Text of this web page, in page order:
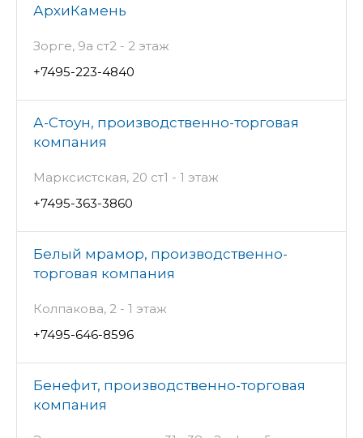
АрхиКамень
Зорге, 9а ст2 - 2 этаж
+7495-223-4840
А-Стоун, производственно-торговая
компания
Марксистская, 20 ст1 - 1 этаж
+7495-363-3860
Белый мрамор, производственно-
торговая компания
Колпакова, 2 - 1 этаж
+7495-646-8596
Бенефит, производственно-торговая
компания